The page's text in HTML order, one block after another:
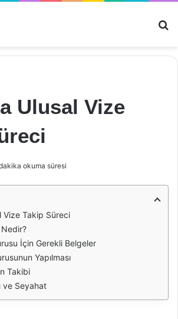
Ulusal Vize
okuma süresi
Vize Takip Süreci
İçin Gerekli Belgeler
Yapılması
Takibi
ve Seyahat